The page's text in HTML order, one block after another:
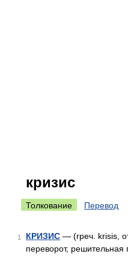
кризис
Толкование Перевод
1 КРИЗИС — (греч. krisis,
переворот, решительная